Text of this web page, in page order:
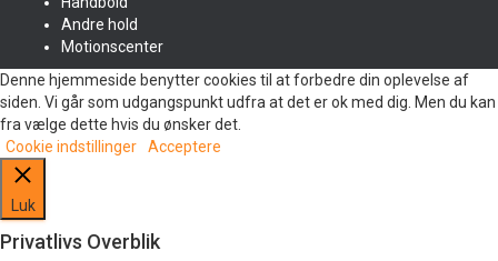
Andre hold
Motionscenter
Denne hjemmeside benytter cookies til at forbedre din oplevelse af
siden. Vi går som udgangspunkt udfra at det er ok med dig. Men du kan
fra vælge dette hvis du ønsker det.
Cookie indstillinger
Acceptere
Luk
Privatlivs Overblik